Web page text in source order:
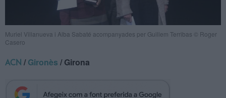
Muriel Villanueva i Alba Sabaté acompanyades per Guillem Terribas © Roger
Casero
ACN /Gironès / Girona